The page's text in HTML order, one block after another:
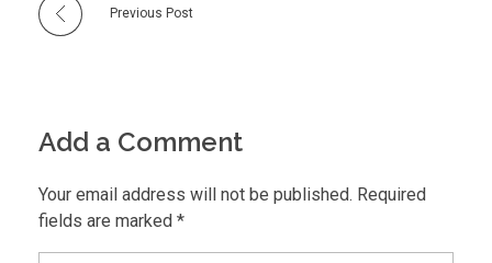
Previous Post
Add a Comment
Your email address will not be published. Required
fields are marked *